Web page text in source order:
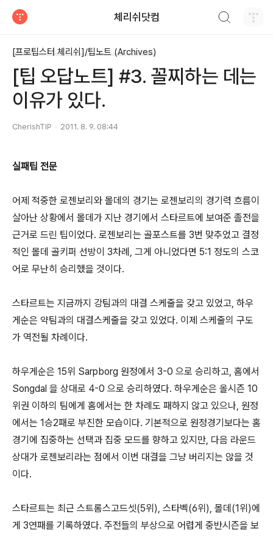
체리쉬닷컴
[프로팁스터 체리쉬]/팁노트 (Archives)
[팁 오답노트] #3. 꼴찌하는 데는
이유가 있다.
CherishTIP 2011. 8. 9. 08:44
실패팁 전문
어제 적중한 로젠보리와 몰데의 경기는 로젠보리의 경기력 흐름이
살아난 상황에서 몰데가 지난 경기에서 스타르트에 보여준 졸전을
근거로 드린 팁이었다. 로젠보리는 골포스트를 3번 맞추었고 결정
적인 몰데 골키퍼 선방이 3차례, 그게 아니었다면 5:1 정도의 스코
어로 무난히 승리했을 것이다.
스타르트는 지금까지 강팀과의 대결 스케줄을 갖고 있었고, 하우
게순은 약팀과의 대결스케줄을 갖고 있었다. 이제 스케줄의 구도
가 역전될 차례이다.
하우게순은 15위 Sarpborg 원정에서 3-0 으로 승리하고, 홈에서
Songdal 을 상대로 4-0 으로 승리하였다. 하우게순은 올시즌 10
위권 이하의 팀에게 홈에서는 한 차례도 패하지 않고 있으나, 원정
에서는 1승2패로 부진한 모습이다. 기본적으로 원정경기보다는 홈
경기에 집중하는 선택과 집중 모드를 향하고 있지만, 다음 라운드
상대가 로젠보리라는 점에서 이번 대결을 그냥 버리지는 않을 것
이다.
스타르트는 최근 스트롬스고드셋(5위), 스타벡(6위), 몰데(1위)에
게 3연패를 기록하였다. 주전들의 부상으로 어렵게 중반시즌을 보